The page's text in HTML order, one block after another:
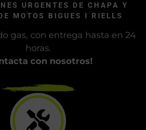
URGENTES DE CHAPA Y
MOTOS BIGUES I RIELLS
gas, con entrega hasta en 24
horas.
con nosotros!